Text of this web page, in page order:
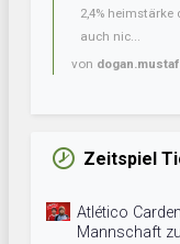
2,4%
auch nic...
von
Zeitspiel
Atlético
Mannschaft